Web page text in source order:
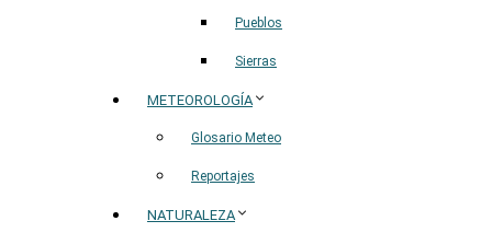
Pueblos
Sierras
METEOROLOGÍA
Glosario Meteo
Reportajes
NATURALEZA